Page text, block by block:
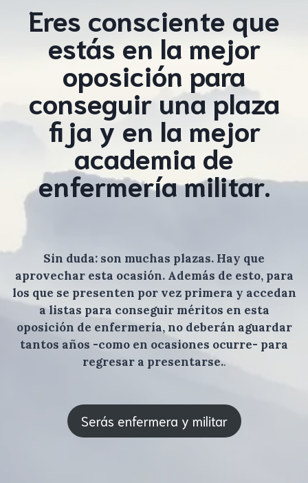
Eres consciente que
estás en la mejor
oposición para
conseguir una plaza
fija y en la mejor
academia de
enfermería militar.
Sin duda: son muchas plazas. Hay que
aprovechar esta ocasión. Además de esto, para
los que se presenten por vez primera y accedan
a listas para conseguir méritos en esta
oposición de enfermería, no deberán aguardar
tantos años -como en ocasiones ocurre- para
regresar a presentarse..
Serás enfermera y militar